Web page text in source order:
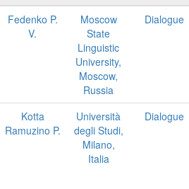
Fedenko P.
V.
Moscow
State
Linguistic
University,
Moscow,
Russia
Dialogue
Kotta
Ramuzino P.
Università
degli Studi,
Milano,
Italia
Dialogue